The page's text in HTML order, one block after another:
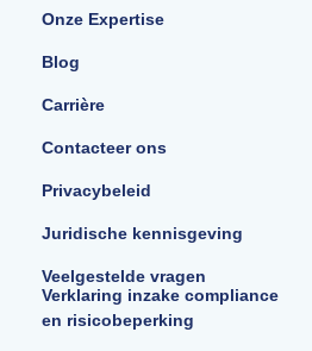
Onze Expertise
Blog
Carrière
Contacteer ons
Privacybeleid
Juridische kennisgeving
Veelgestelde vragen
Verklaring inzake compliance
en risicobeperking